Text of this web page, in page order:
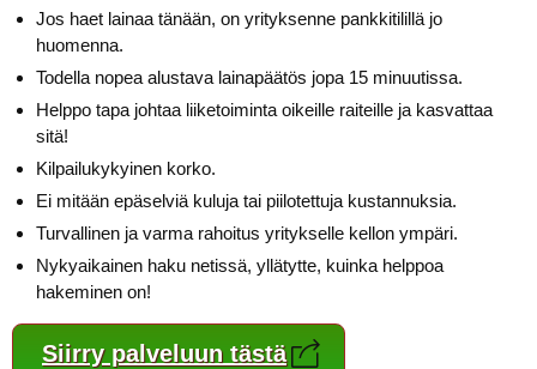
Jos haet lainaa tänään, on yrityksenne pankkitilillä jo
huomenna.
Todella nopea alustava lainapäätös jopa 15 minuutissa.
Helppo tapa johtaa liiketoiminta oikeille raiteille ja kasvattaa
sitä!
Kilpailukykyinen korko.
Ei mitään epäselviä kuluja tai piilotettuja kustannuksia.
Turvallinen ja varma rahoitus yritykselle kellon ympäri.
Nykyaikainen haku netissä, yllätytte, kuinka helppoa
hakeminen on!
Siirry palveluun tästä